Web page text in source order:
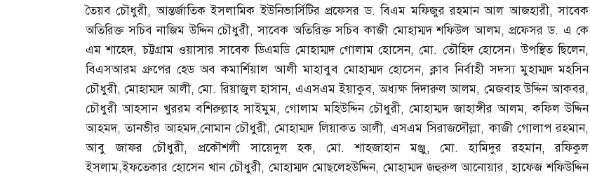
তৈয়ব চৌধুরী,আন্তর্জাতিক ইসলামিক ইউনিভার্সিটির প্রফেসর ড.বিএম মফিজুর রহমান আল আজহারী,সাবেক
অতিরিক্ত সচিব নাজিম উদ্দিন চৌধুরী,সাবেক অতিরিক্ত সচিব কাজী মোহাম্মদ শফিউল আলম,প্রফেসর ড. এ কে
এম শাহেদ,চট্টগ্রাম ওয়াসার সাবেক ডিএমডি মোহাম্মদ গোলাম হোসেন,মো. তৌহিদ হোসেন। উপস্থিত ছিলেন,
বিএসআরম গ্রুপের হেড অব কমার্শিয়াল আলী মাহাবুব মোহাম্মদ হোসেন,ক্লাব নির্বাহী সদস্য মুহাম্মদ মহসিন
চৌধুরী,মোহাম্মদ আলী,মো.রিয়াজুল হাসান, এএসএম ইয়াকুব,অধ্যক্ষ দিদারুল আলম, মেজবাহ উদ্দিন আকবর,
চৌধুরী আহসান খুররম বশিরুল্লাহ সাইমুম,গোলাম মহিউদ্দিন চৌধুরী,মোহাম্মদ জাহাঙ্গীর আলম,কফিল উদ্দিন
আহমদ,তানভীর আহমদ,নোমান চৌধুরী,মোহাম্মদ লিয়াকত আলী,এসএম সিরাজদৌল্লা,কাজী গোলাপ রহমান,
আবু জাফর চৌধুরী,প্রকৌশলী সায়েদুল হক,মো.শাহজাহান মঞ্জু,মো.হামিদুর রহমান,রফিকুল
ইসলাম,ইফতেকার হোসেন খান চৌধুরী, মোহাম্মদ মোছলেহউদ্দিন, মোহাম্মদ জহুরুল আনোয়ার,হাফেজ শফিউদ্দিন